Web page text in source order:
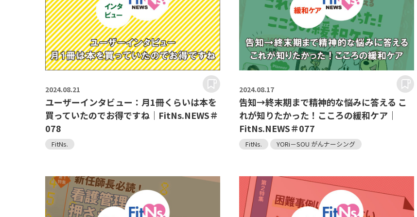
2024.08.21
ユーザーインタビュー：月1冊くらいは本を
買っていたのでお得ですね｜FitNs.NEWS＃
078
FitNs.
2024.08.17
告知→終末期まで精神的な悩みに答える こ
れが知りたかった！こころの緩和ケア｜
FitNs.NEWS＃077
FitNs. YORi－SOU がんナーシング